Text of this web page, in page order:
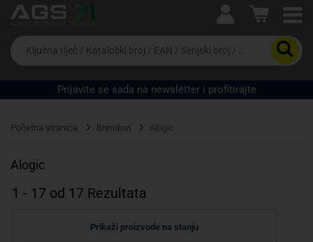
Ova postavka prilagođava asortiman proizvoda i
cijene vašim potrebama.
Da
biste
potražili
proizvod,
unesite
riječ,
EAN
serijski
Prijavite se sada na newsletter i profitirajte
Početna stranica Brendovi Alogic
Alogic
1 - 17 od 17 Rezultata
Prikaži proizvode na stanju